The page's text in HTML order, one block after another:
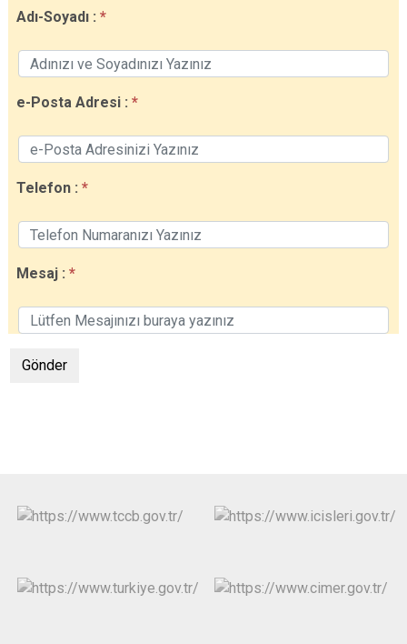
Adı-Soyadı :
e-Posta Adresi :
Telefon :
Mesaj :